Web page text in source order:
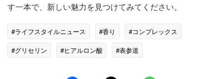
す一本で、新しい魅力を見つけてみてください。
#ライフスタイルニュース #香り
#コンプレックス
#グリセリン
#ヒアルロン酸 #表参道